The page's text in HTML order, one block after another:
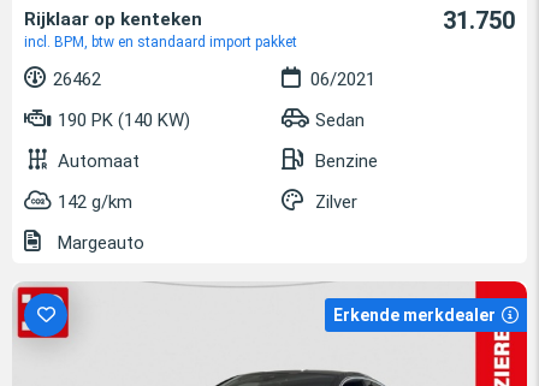
Rijklaar op kenteken
incl. BPM, btw en standaard import pakket
31.750
26462
06/2021
190 PK (140 KW)
Sedan
Automaat
Benzine
142 g/km
Zilver
Margeauto
Erkende merkdealer